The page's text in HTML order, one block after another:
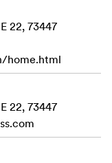
22, 73447
home.html
22, 73447